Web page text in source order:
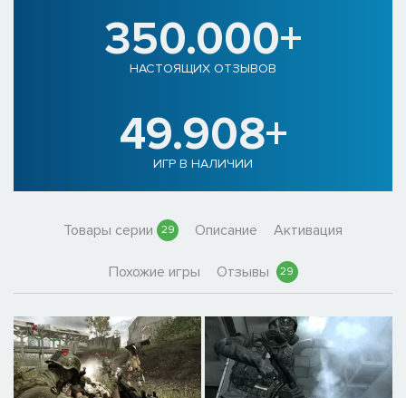
350.000+
НАСТОЯЩИХ ОТЗЫВОВ
49.908+
ИГР В НАЛИЧИИ
Товары серии 29 Описание Активация
Похожие игры Отзывы 29